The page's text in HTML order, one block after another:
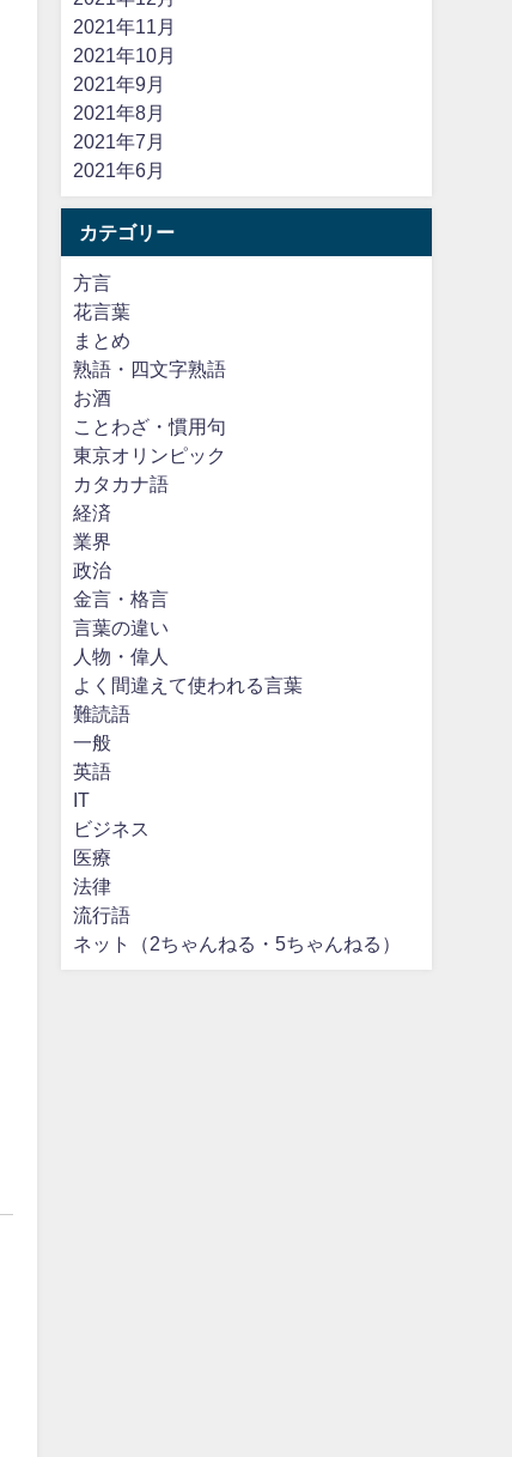
2021年11月
2021年10月
2021年9月
2021年8月
2021年7月
2021年6月
カテゴリー
方言
花言葉
まとめ
熟語・四文字熟語
お酒
ことわざ・慣用句
東京オリンピック
カタカナ語
経済
業界
政治
金言・格言
言葉の違い
人物・偉人
よく間違えて使われる言葉
難読語
一般
英語
IT
ビジネス
医療
法律
流行語
ネット（2ちゃんねる・5ちゃんねる）